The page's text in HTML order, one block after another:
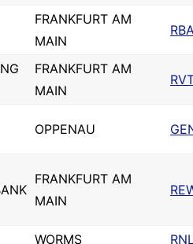
FRANKFURT AM
MAIN
FRANKFURT AM
MAIN
OPPENAU
FRANKFURT AM
MAIN
WORMS